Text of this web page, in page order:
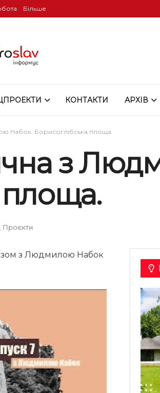
Більше
КОНТАКТИ АРХІВ
Набок. Борисоглібська площа.
з
площа.
, Проєкти
з Людмилою Набок